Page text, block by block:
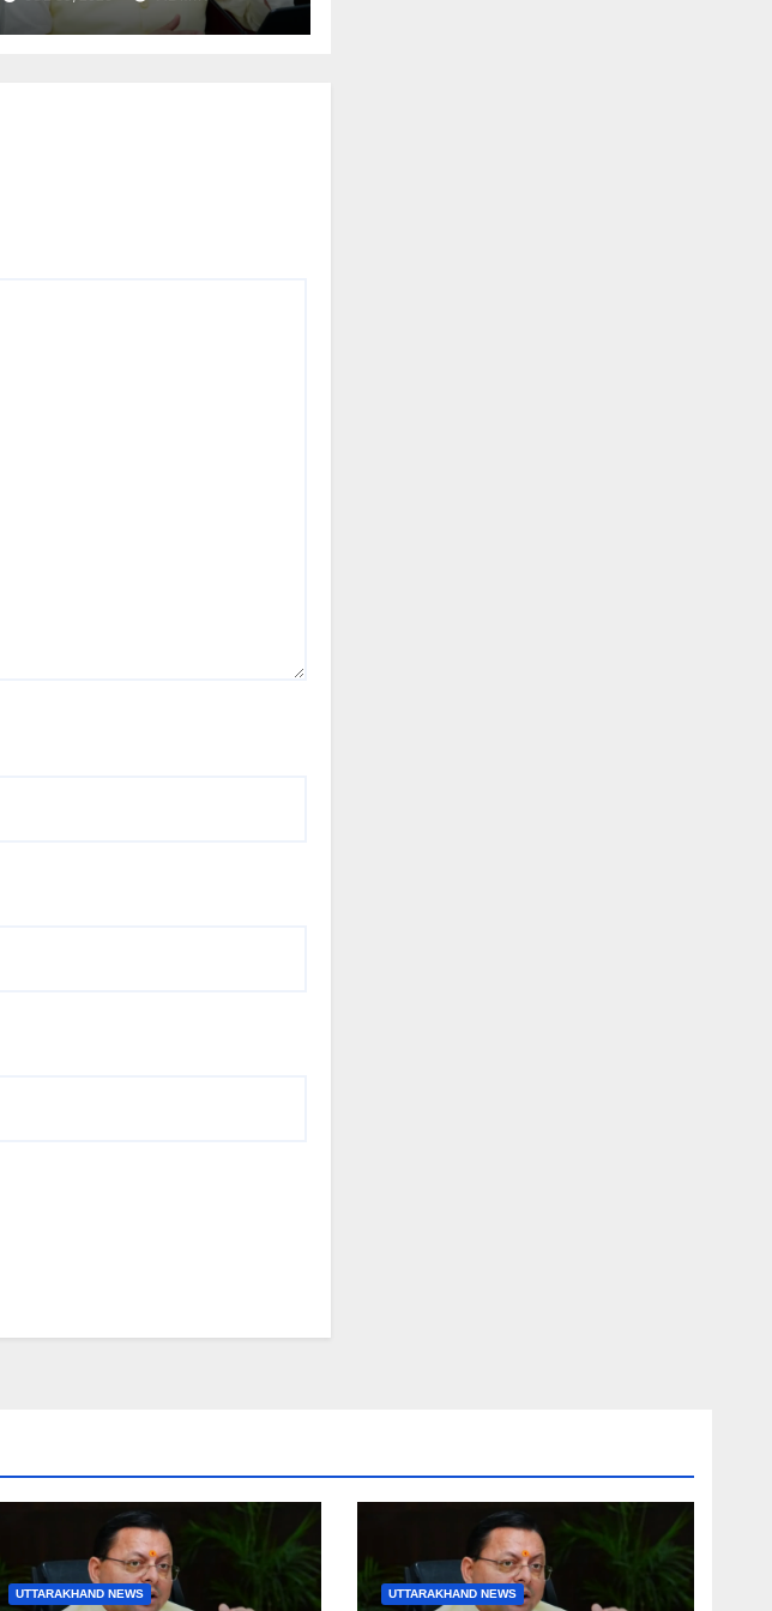
में लापरवाही पर होगी कार्रवाई,
शून्य प्रदर्शन वाले अधिकारियों
UTTARAKHAND NEWS UTTARAKHAND NEWS